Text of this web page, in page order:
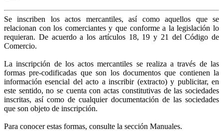
Se inscriben los actos mercantiles, así como aquellos que se
relacionan con los comerciantes y que conforme a la legislación lo
requieran. De acuerdo a los artículos 18, 19 y 21 del Código de
Comercio.
La inscripción de los actos mercantiles se realiza a través de las
formas pre-codificadas que son los documentos que contienen la
información esencial del acto a inscribir (extracto) y publicitar, en
este sentido, no se cuenta con actas constitutivas de las sociedades
inscritas, así como de cualquier documentación de las sociedades
que son objeto de inscripción.
Para conocer estas formas, consulte la sección Manuales.